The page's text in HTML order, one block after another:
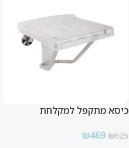
כיסא מתקפל למקלחת
₪625
₪469